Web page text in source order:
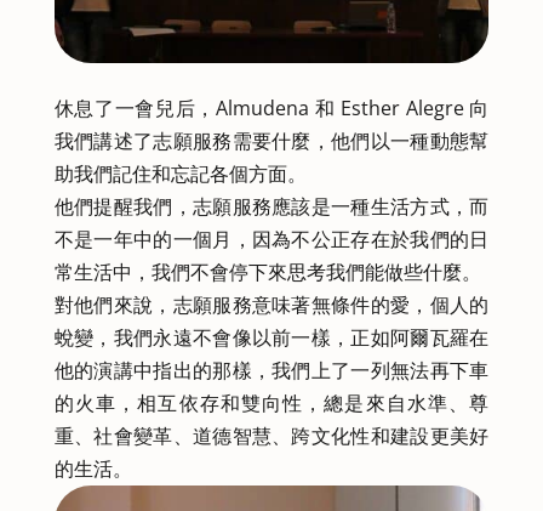
休息了一會兒后，Almudena 和 Esther Alegre 向
我們講述了志願服務需要什麼，他們以一種動態幫
助我們記住和忘記各個方面。
他們提醒我們，志願服務應該是一種生活方式，而
不是一年中的一個月，因為不公正存在於我們的日
常生活中，我們不會停下來思考我們能做些什麼。
對他們來說，志願服務意味著無條件的愛，個人的
蛻變，我們永遠不會像以前一樣，正如阿爾瓦羅在
他的演講中指出的那樣，我們上了一列無法再下車
的火車，相互依存和雙向性，總是來自水準、尊
重、社會變革、道德智慧、跨文化性和建設更美好
的生活。